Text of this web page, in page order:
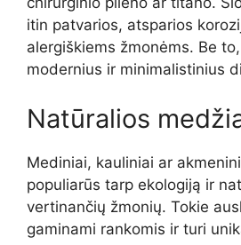
itin patvarios, atsparios
alergiškiems žmonėms. Be
modernius ir minimalistinius
Natūralios
Mediniai, kauliniai ar
populiarūs tarp ekologiją ir
vertinančių žmonių. Tokie
gaminami rankomis ir turi